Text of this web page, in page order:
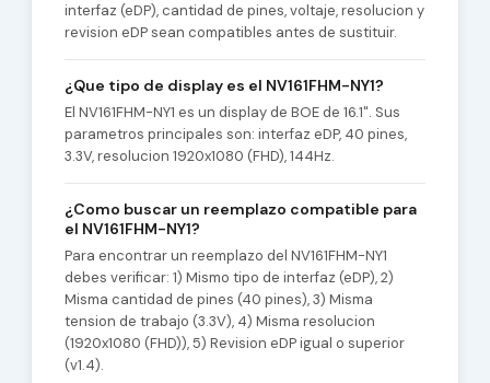
interfaz (eDP), cantidad de pines, voltaje, resolucion y
revision eDP sean compatibles antes de sustituir.
¿Que tipo de display es el NV161FHM-NY1?
El NV161FHM-NY1 es un display de BOE de 16.1". Sus
parametros principales son: interfaz eDP, 40 pines,
3.3V, resolucion 1920x1080 (FHD), 144Hz.
¿Como buscar un reemplazo compatible para
el NV161FHM-NY1?
Para encontrar un reemplazo del NV161FHM-NY1
debes verificar: 1) Mismo tipo de interfaz (eDP), 2)
Misma cantidad de pines (40 pines), 3) Misma
tension de trabajo (3.3V), 4) Misma resolucion
(1920x1080 (FHD)), 5) Revision eDP igual o superior
(v1.4).